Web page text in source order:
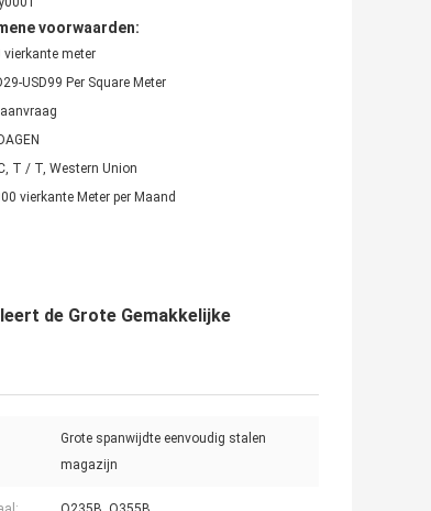
voorwaarden:
vierkante meter
USD99 Per Square Meter
T / T, Western Union
vierkante Meter per Maand
de Grote Gemakkelijke
Grote spanwijdte eenvoudig stalen
magazijn